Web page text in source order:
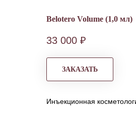
Belotero Volume (1,0 мл)
33 000 ₽
ЗАКАЗАТЬ
Инъекционная